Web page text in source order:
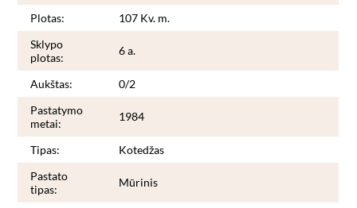
Plotas:
107 Kv. m.
Sklypo
plotas:
6 a.
Aukštas:
0/2
Pastatymo
metai:
1984
Tipas:
Kotedžas
Pastato
tipas:
Mūrinis